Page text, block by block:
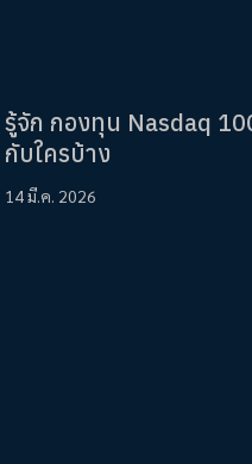
รู้จัก กองทุน Nasdaq
กับใครบ้าง
14 มี.ค. 2026